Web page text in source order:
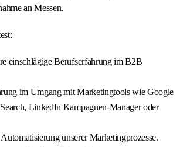
an Messen.
einschlägige Berufserfahrung im B2B
im Umgang mit Marketingtools wie Google
LinkedIn Kampagnen-Manager oder
unserer Marketingprozesse.